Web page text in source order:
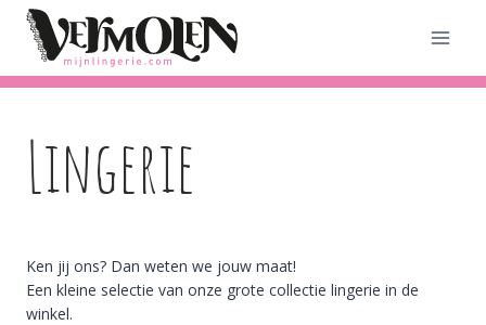
Doorgaan
inhoud
Lingerie
Ken jij ons? Dan weten we jouw maat!
Een kleine selectie van onze grote collectie lingerie in de
winkel.